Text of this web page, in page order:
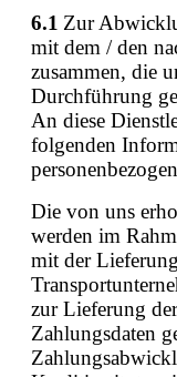
6.1 Zur
mit dem / den
zusammen, die
Durchführung
An diese
folgenden
Die von uns
werden im
mit der
zur Lieferung
Zahlungsdaten